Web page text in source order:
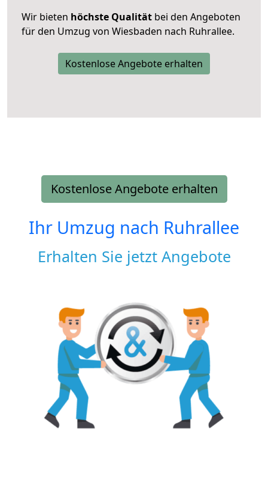
Wir bieten höchste Qualität bei den Angeboten
für den Umzug von Wiesbaden nach Ruhrallee.
Kostenlose Angebote erhalten
Kostenlose Angebote erhalten
Ihr Umzug nach Ruhrallee
Erhalten Sie jetzt Angebote